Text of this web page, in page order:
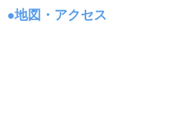
●地図・アクセス